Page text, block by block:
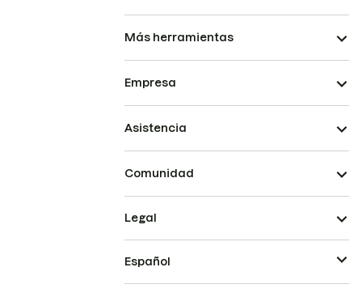
Más herramientas
Empresa
Asistencia
Comunidad
Legal
Español